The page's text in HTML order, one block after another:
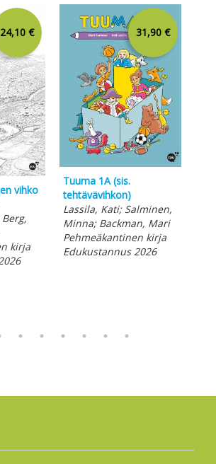
24,10 €
vihko
kirja
31,90 €
Tuuma 1A (sis.
tehtävävihkon)
Lassila, Kati; Salminen,
Minna; Backman, Mari
Pehmeäkantinen kirja
Edukustannus 2026